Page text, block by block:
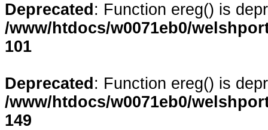
Deprecated : Function ereg() is
/www/htdocs/w0071eb0/
101
Deprecated : Function ereg() is
/www/htdocs/w0071eb0/
149